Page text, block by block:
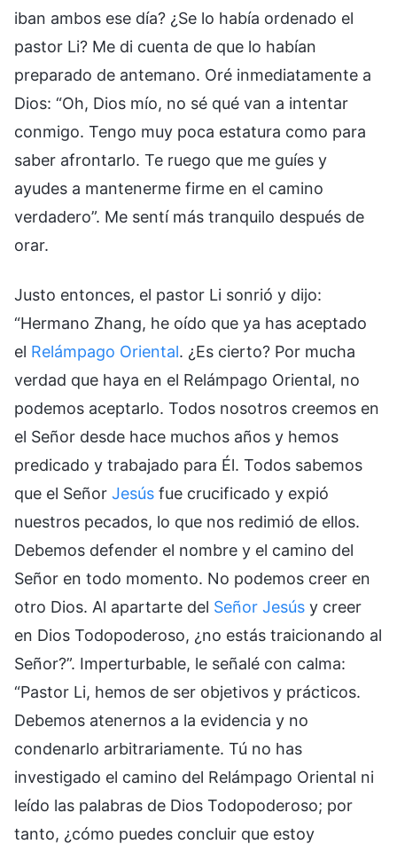
iban ambos ese día? ¿Se lo había ordenado el
pastor Li? Me di cuenta de que lo habían
preparado de antemano. Oré inmediatamente a
Dios: “Oh, Dios mío, no sé qué van a intentar
conmigo. Tengo muy poca estatura como para
saber afrontarlo. Te ruego que me guíes y
ayudes a mantenerme firme en el camino
verdadero”. Me sentí más tranquilo después de
orar.
Justo entonces, el pastor Li sonrió y dijo:
“Hermano Zhang, he oído que ya has aceptado
el Relámpago Oriental. ¿Es cierto? Por mucha
verdad que haya en el Relámpago Oriental, no
podemos aceptarlo. Todos nosotros creemos en
el Señor desde hace muchos años y hemos
predicado y trabajado para Él. Todos sabemos
que el Señor Jesús fue crucificado y expió
nuestros pecados, lo que nos redimió de ellos.
Debemos defender el nombre y el camino del
Señor en todo momento. No podemos creer en
otro Dios. Al apartarte del Señor Jesús y creer
en Dios Todopoderoso, ¿no estás traicionando al
Señor?”. Imperturbable, le señalé con calma:
“Pastor Li, hemos de ser objetivos y prácticos.
Debemos atenernos a la evidencia y no
condenarlo arbitrariamente. Tú no has
investigado el camino del Relámpago Oriental ni
leído las palabras de Dios Todopoderoso; por
tanto, ¿cómo puedes concluir que estoy